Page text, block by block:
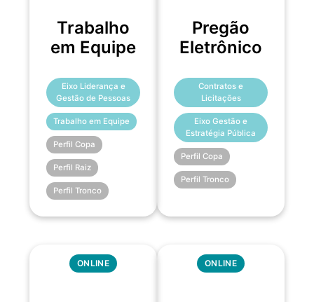
Trabalho
em Equipe
Eixo Liderança e
Gestão de Pessoas
Trabalho em Equipe
Perfil Copa
Perfil Raiz
Perfil Tronco
Pregão
Eletrônico
Contratos e
Licitações
Eixo Gestão e
Estratégia Pública
Perfil Copa
Perfil Tronco
ONLINE ONLINE